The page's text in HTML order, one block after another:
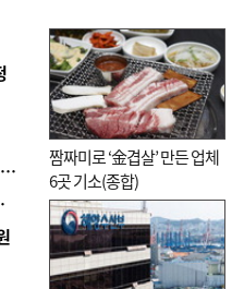
■ 경남 농정 비전 ‘잘 사는 농촌’…스마트팜 1000㏊까지 늘린다
청 ‘쩔쩔’
짬짜미로 ‘金겹살’ 만든 업체
6곳 기소(종합)